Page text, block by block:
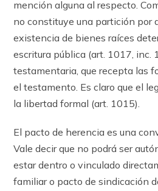
mención alguna al respecto.
no constituye una partición por
existencia de bienes raíces
escritura pública (art. 1017, inc.
testamentaria, que recepta las
el testamento. Es claro que el
la libertad formal (art. 1015).
El pacto de herencia es una
Vale decir que no podrá ser
estar dentro o vinculado
familiar o pacto de sindicación